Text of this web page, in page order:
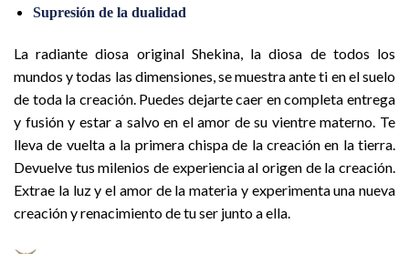
Supresión de la dualidad
La radiante diosa original Shekina, la diosa de todos los
mundos y todas las dimensiones, se muestra ante ti en el suelo
de toda la creación. Puedes dejarte caer en completa entrega
y fusión y estar a salvo en el amor de su vientre materno. Te
lleva de vuelta a la primera chispa de la creación en la tierra.
Devuelve tus milenios de experiencia al origen de la creación.
Extrae la luz y el amor de la materia y experimenta una nueva
creación y renacimiento de tu ser junto a ella.